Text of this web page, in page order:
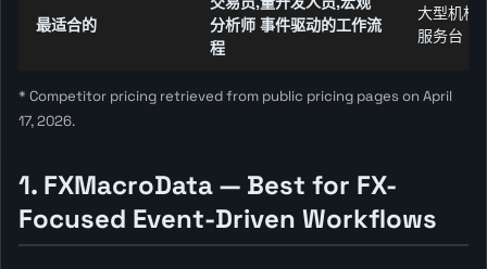
最适合的
分析师 事件驱动的工作流
程
大型机构,
服务台
* Competitor pricing retrieved from public pricing pages on April
17, 2026.
1. FXMacroData — Best for FX-
Focused Event-Driven Workflows